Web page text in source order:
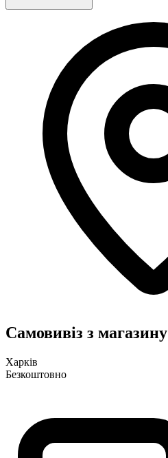
Самовивіз з магазину
Харків
Безкоштовно